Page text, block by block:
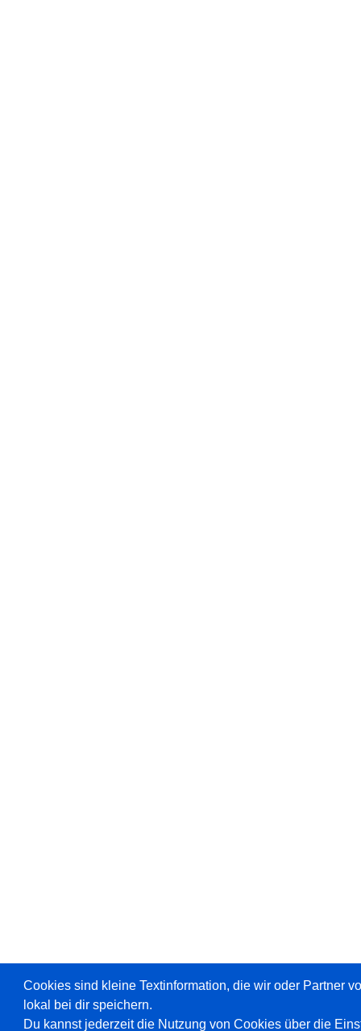
Cookies sind kleine Textinformation, die wir oder Partner
lokal bei dir speichern.
Du kannst jederzeit die Nutzung von Cookies über die